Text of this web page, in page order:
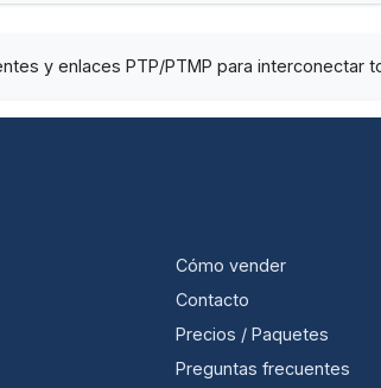
y enlaces PTP/PTMP para interconectar
Cómo vender
Contacto
Precios / Paquetes
Preguntas frecuentes